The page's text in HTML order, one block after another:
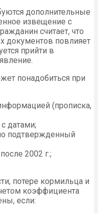
дополнительные
извещение с
считает, что
документов повлияет
прийти в
понадобиться при
(прописка,
датами;
подтвержденный
2002 г.;
потере кормильца и
коэффициента
если: